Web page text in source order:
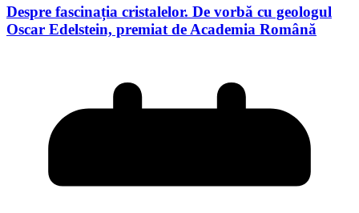
Despre fascinația cristalelor. De vorbă cu geologul
Oscar Edelstein, premiat de Academia Română